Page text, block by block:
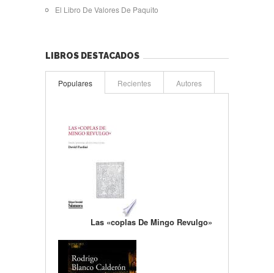
El Libro De Valores De Paquito
LIBROS DESTACADOS
Populares Recientes Autores
Las «coplas De Mingo Revulgo»